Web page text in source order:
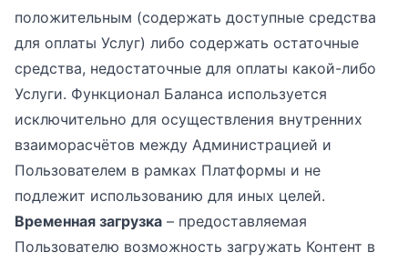
положительным (содержать доступные средства
для оплаты Услуг) либо содержать остаточные
средства, недостаточные для оплаты какой-либо
Услуги. Функционал Баланса используется
исключительно для осуществления внутренних
взаиморасчётов между Администрацией и
Пользователем в рамках Платформы и не
подлежит использованию для иных целей.
Временная загрузка – предоставляемая
Пользователю возможность загружать Контент в